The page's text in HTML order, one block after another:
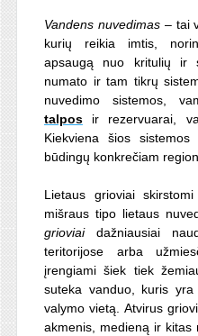
Vandens nuvedimas– tai
kurių reikia imtis,
apsaugą nuo kritulių ir
numato ir tam tikrų
nuvedimo sistemos,
talposir rezervuarai,
Kiekviena šios
būdingų konkrečiam
Lietaus grioviai
mišraus tipo lietaus
grioviaidažniausiai
teritorijose arba
įrengiami šiek tiek
suteka vanduo, kuris
valymo vietą. Atvirus
akmenis, medieną ir kitas